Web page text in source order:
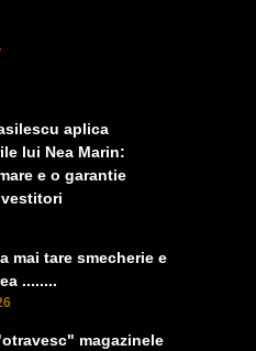
aplica
lui Nea Marin:
e o garantie
mai tare smecherie e
........
magazinele